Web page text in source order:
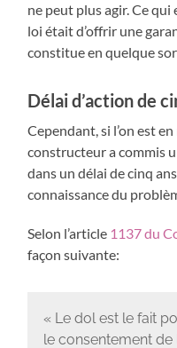
ne peut plus agir. Ce qui
loi était d’offrir une
constitue en quelque
Délai d’action de
Cependant, si l’on est
constructeur a commis
dans un délai de cinq
connaissance du
Selon l’article 1137 du
façon suivante:
« Le dol est le fait
le consentement